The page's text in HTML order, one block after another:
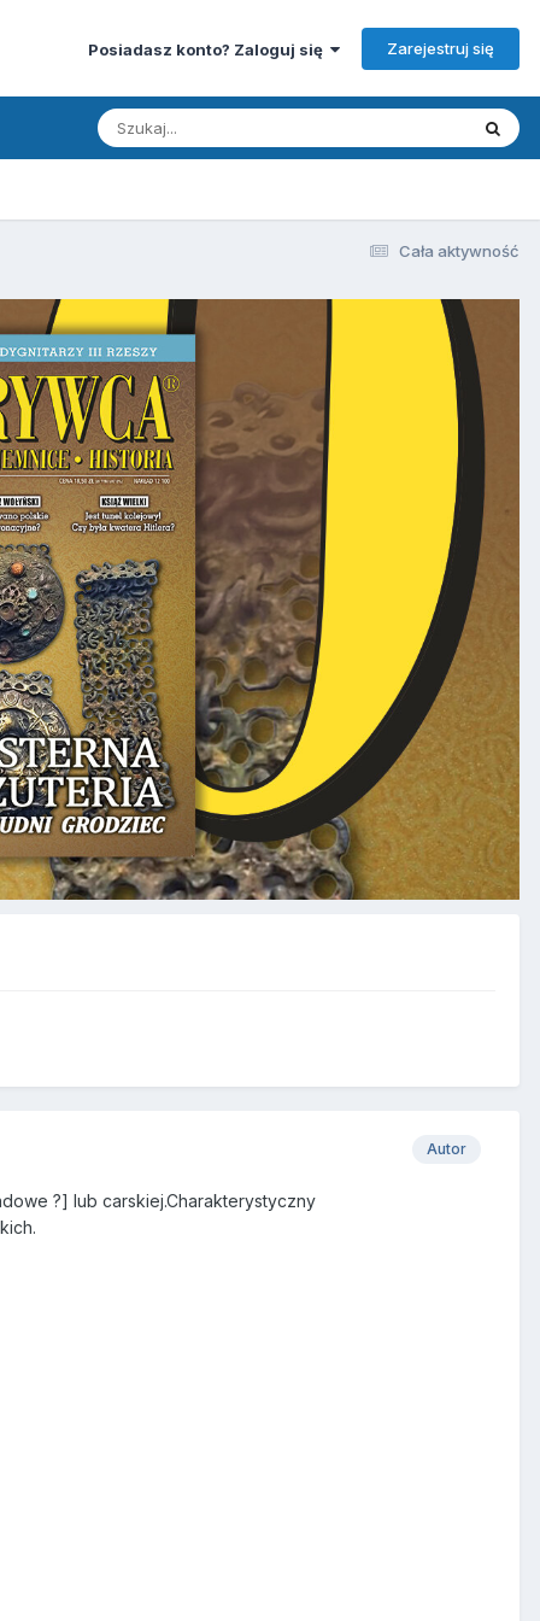
Posiadasz konto? Zaloguj się Zarejestruj się
Cała aktywność
Autor
?] lub carskiej.Charakterystyczny